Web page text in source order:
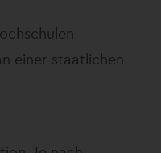
einer staatlichen